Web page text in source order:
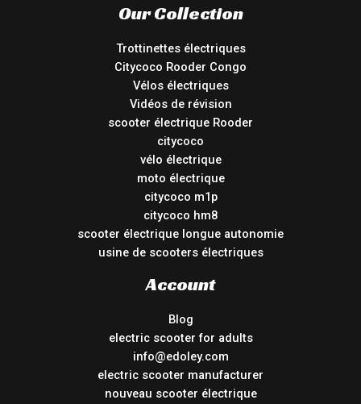
Our Collection
Trottinettes électriques
Citycoco Rooder Congo
Vélos électriques
Vidéos de révision
scooter électrique Rooder
citycoco
vélo électrique
moto électrique
citycoco m1p
citycoco hm8
scooter électrique longue autonomie
usine de scooters électriques
Account
Blog
electric scooter for adults
info@edoley.com
electric scooter manufacturer
nouveau scooter électrique